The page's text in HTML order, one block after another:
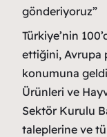
gönderiyoruz”
Türkiye’nin
ettiğini, Avrupa
konumuna
Ürünleri ve
Sektör Kurulu
taleplerine ve